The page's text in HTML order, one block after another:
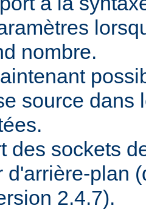
nombre.
source dans
des sockets
d'arrière-plan
2.4.7).